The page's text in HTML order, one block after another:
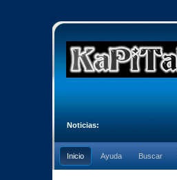
Noticias:
Inicio Ayuda Buscar